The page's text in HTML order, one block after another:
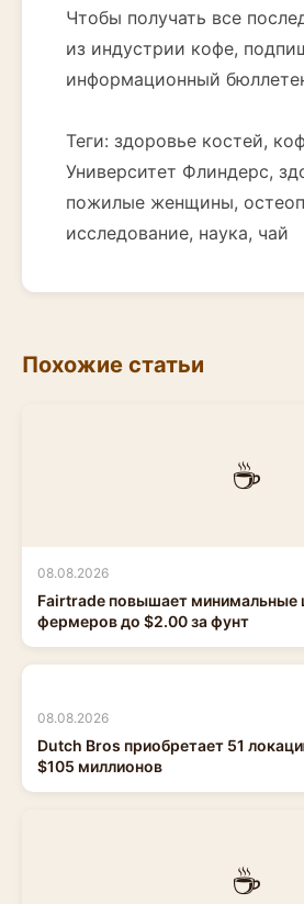
Чтобы получать все
из индустрии кофе,
информационный
Теги: здоровье костей,
Университет Флиндерс,
пожилые женщины,
исследование, наука, чай
Похожие статьи
☕
08.08.2026
Fairtrade повышает минимальные
фермеров до $2.00 за фунт
08.08.2026
Dutch Bros приобретает 51
$105 миллионов
☕